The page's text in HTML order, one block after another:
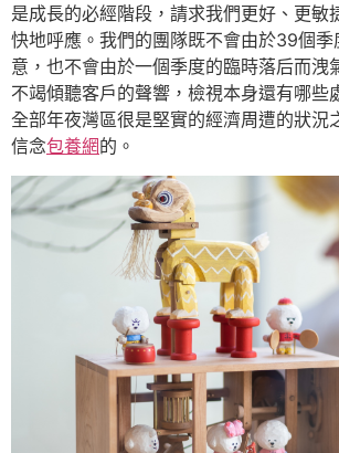
是成長的必經階段，請求我們更好、更敏
快地呼應。我們的團隊既不會由於39個
意，也不會由於一個季度的臨時落后而洩
不竭傾聽客戶的聲響，檢視本身還有哪些
全部年夜灣區很是堅實的經濟周遭的狀況
信念包養網的。